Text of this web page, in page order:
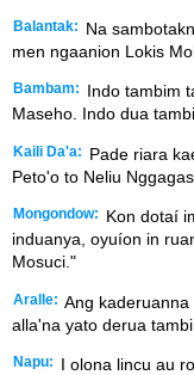
Balantak:
Na
men ngaanion Lokis
Bambam:
Indo tambim
Maseho. Indo dua
Kaili Da'a:
Pade riara
Peto'o to Neliu
Mongondow:
Kon dotaí
induanya, oyuíon in
Mosuci."
Aralle: Ang
alla'na yato derua
Napu:
I olona lincu au